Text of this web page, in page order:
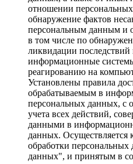
отношении
обнаружение фактов
персональным данным и
в том числе по
ликвидации
информационные
реагированию на
Установлены правила
обрабатываемым в
персональных данных, с
учета всех действий,
данными в
данных. Осуществляется
обработки
данных", и принятым в